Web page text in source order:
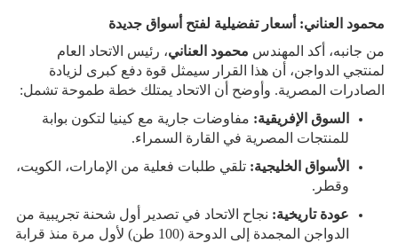
محمود العناني: أسعار تفضيلية لفتح أسواق جديدة
من جانبه، أكد المهندس محمود العناني، رئيس الاتحاد العام
لمنتجي الدواجن، أن هذا القرار سيمثل قوة دفع كبرى لزيادة
الصادرات المصرية. وأوضح أن الاتحاد يمتلك خطة طموحة تشمل:
السوق الإفريقية: مفاوضات جارية مع كينيا لتكون بوابة
للمنتجات المصرية في القارة السمراء.
الأسواق الخليجية: تلقي طلبات فعلية من الإمارات، الكويت،
وقطر.
عودة تاريخية: نجاح الاتحاد في تصدير أول شحنة تجريبية من
الدواجن المجمدة إلى الدوحة (100 طن) لأول مرة منذ قرابة